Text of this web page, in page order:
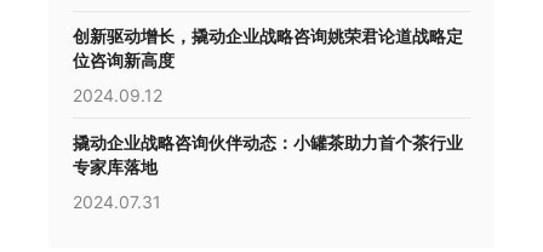
创新驱动增长，撬动企业战略咨询姚荣君论道战略定
位咨询新高度
2024.09.12
撬动企业战略咨询伙伴动态：小罐茶助力首个茶行业
专家库落地
2024.07.31